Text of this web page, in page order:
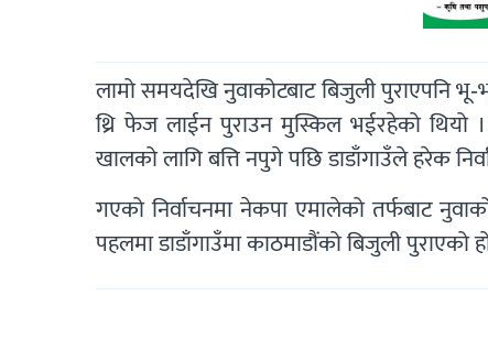
लामो समयदेखि नुवाकोटबाट बिजुली पुराएपनि
थ्रि फेज लाईन पुराउन मुस्किल भईरहेको थियो ।
खालको लागि बत्ति नपुगे पछि डाडाँगाउँले हरेक
गएको निर्वाचनमा नेकपा एमालेको तर्फबाट
पहलमा डाडाँगाउँमा काठमाडौंको बिजुली पुराएको